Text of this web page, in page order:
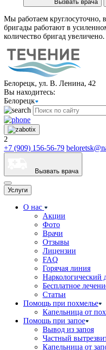
Вызвать врача
Мы работаем круглосуточно,
бригады работают в
количество бригад увеличено.
Белорецк, ул. В. Ленина, 42
Вы находитесь:
Белорецк
2
+7 (909) 156-56-79
Вызвать врача
Услуги
О нас
Акции
Фото
Врачи
Отзывы
Лицензии
FAQ
Горячая линия
Наркологический
Бесплатное
Статьи
Помощь при похмелье
Капельница от
Помощь при запое
Вывод из запоя
Частный
Капельница от